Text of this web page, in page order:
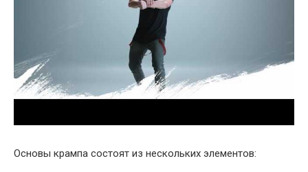
Основы крампа состоят из нескольких элементов: